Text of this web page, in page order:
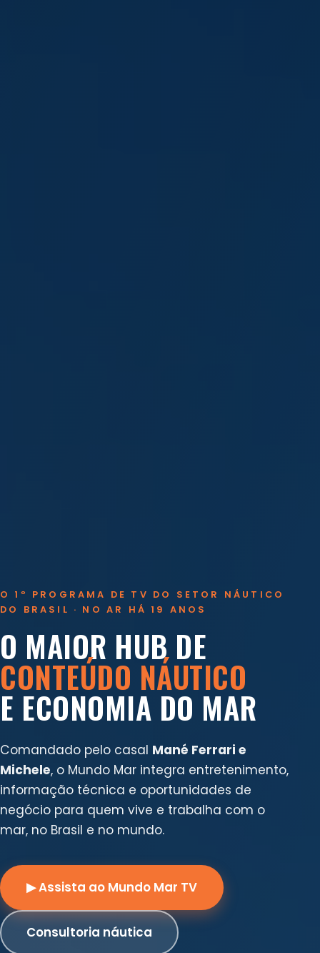
O 1º PROGRAMA DE TV DO SETOR NÁUTICO
DO BRASIL · NO AR HÁ 19 ANOS
O MAIOR HUB DE
CONTEÚDO NÁUTICO
E ECONOMIA DO MAR
Comandado pelo casal Mané Ferrari e
Michele, o Mundo Mar integra entretenimento,
informação técnica e oportunidades de
negócio para quem vive e trabalha com o
mar, no Brasil e no mundo.
▶ Assista ao Mundo Mar TV
Consultoria náutica